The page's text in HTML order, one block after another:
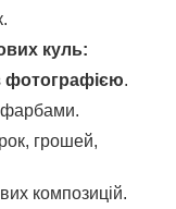
куль:
фотографією.
фарбами.
грошей,
композицій.